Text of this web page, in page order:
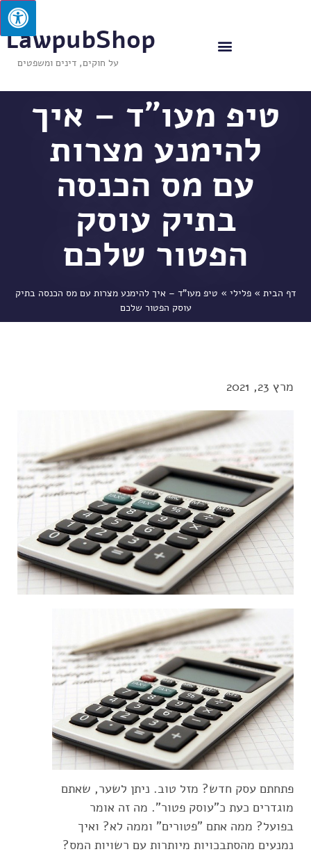
LawpubShop
על חוקים, דינים ומשפטים
טיפ מעו"ד – איך
להימנע מצרות
עם מס הכנסה
בתיק עוסק
הפטור שלכם
דף הבית » פלילי » טיפ מעו"ד – איך להימנע מצרות עם מס הכנסה בתיק
עוסק הפטור שלכם
מרץ 23, 2021
פתחתם עסק חדש? מזל טוב. ניתן לשער, שאתם
מוגדרים כעת כ"עוסק פטור". מה זה אומר
בפועל? ממה אתם "פטורים" וממה לא? ואיך
נמנעים מהסתבכויות מיותרות עם רשויות המס?